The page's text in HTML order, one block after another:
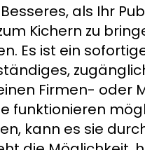
als Ihr
Kichern zu
Es ist ein
Firmen- oder
funktionieren
kann es sie